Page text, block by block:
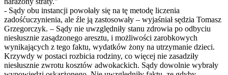
- Sądy obu instancji powołały się na tę metodę liczenia
zadośćuczynienia, ale źle ją zastosowały – wyjaśniał sędzia Tomasz
Grzegorczyk. – Sądy nie uwzględniły stanu zdrowia po odbyciu
niesłusznie zasądzonego aresztu, i możliwości zarobkowych
wynikających z tego faktu, wydatków żony na utrzymanie dzieci.
Krzywdy w postaci rozbicia rodziny, co więcej nie zasadziły
niesłusznie zwrotu kosztów adwokackich. Sądy dowolnie wybrały